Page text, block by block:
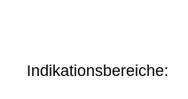
Indikationsbereiche: